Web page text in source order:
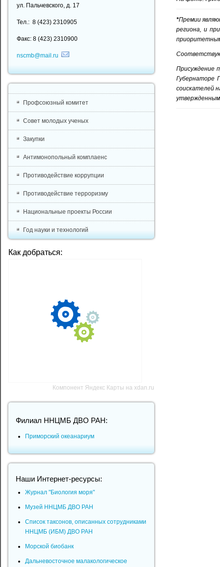
*Премии
региона, и
приоритетным
Присуждение
Губернаторе
соискателей
утвержденным
ул. Пальчевского, д. 17
Тел.: 8 (423) 2310905
Факс: 8 (423) 2310900
nscmb@mail.ru
Профсоюзный комитет
Совет молодых ученых
Закупки
Антимонопольный комплаенс
Противодействие коррупции
Противодействие терроризму
Национальные проекты России
Год науки и технологий
Как добраться:
Компонент Яндекс Карты на xdan.ru
Филиал ННЦМБ ДВО РАН:
Приморский океанариум
Наши Интернет-ресурсы:
Журнал "Биология моря"
Музей ННЦМБ ДВО РАН
Список таксонов, описанных сотрудниками
ННЦМБ (ИБМ) ДВО РАН
Морской биобанк
Дальневосточное малакологическое